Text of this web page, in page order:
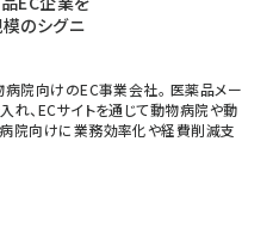
のシグニ
院向けのEC事業会社。 医薬品メー
れ、ECサイトを通じて動物病院や動
院向けに業務効率化や経費削減支